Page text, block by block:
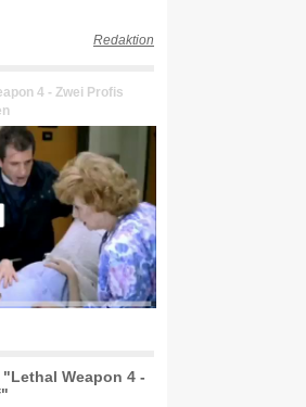
Redaktion
4 - Zwei Profis
Weapon 4 -